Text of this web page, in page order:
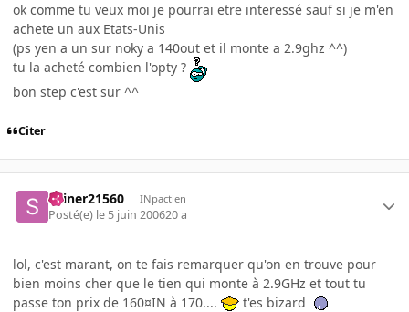
ok comme tu veux moi je pourrai etre interessé sauf si je m'en
achete un aux Etats-Unis
(ps yen a un sur noky a 140out et il monte a 2.9ghz ^^)
tu la acheté combien l'opty ?
bon step c'est sur ^^
Citer
skiner21560 INpactien
Posté(e) le 5 juin 200620 a
lol, c'est marant, on te fais remarquer qu'on en trouve pour
bien moins cher que le tien qui monte à 2.9GHz et tout tu
passe ton prix de 160¤IN à 170....
t'es bizard